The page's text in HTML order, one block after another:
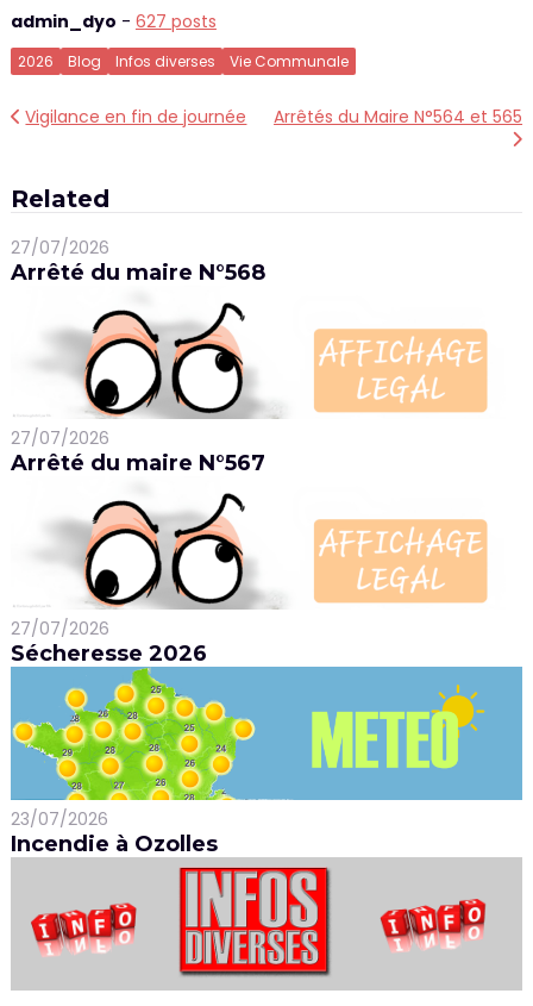
admin_dyo - 627 posts
2026 Blog Infos diverses Vie Communale
Navigation
l’article
Vigilance en fin de journée Arrêtés du Maire N°564 et 565
Related
27/07/2026
Arrêté du maire N°568
27/07/2026
Arrêté du maire N°567
27/07/2026
Sécheresse 2026
23/07/2026
Incendie à Ozolles